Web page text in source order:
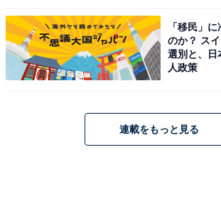
「移民」
のか？ ス
選別と、日
人政策
連載をもっと見る